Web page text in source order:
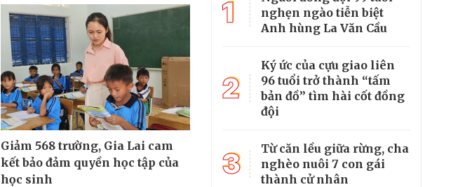
Giảm 568 trường, Gia Lai cam
kết bảo đảm quyền học tập của
học sinh
1
nghẹn ngào tiễn biệt
Anh hùng La Văn Cầu
2
Ký ức của cựu giao liên
96 tuổi trở thành “tấm
bản đồ” tìm hài cốt đồng
đội
3
Từ căn lều giữa rừng, cha
nghèo nuôi 7 con gái
thành cử nhân